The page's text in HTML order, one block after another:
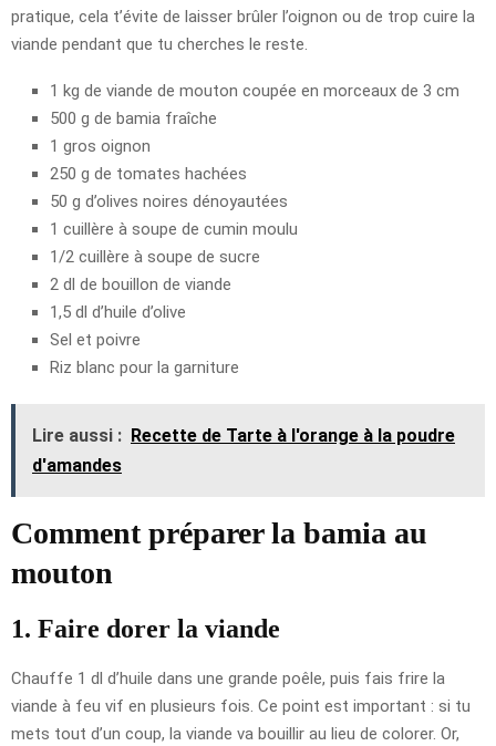
pratique, cela t’évite de laisser brûler l’oignon ou de trop cuire la
viande pendant que tu cherches le reste.
1 kg de viande de mouton coupée en morceaux de 3 cm
500 g de bamia fraîche
1 gros oignon
250 g de tomates hachées
50 g d’olives noires dénoyautées
1 cuillère à soupe de cumin moulu
1/2 cuillère à soupe de sucre
2 dl de bouillon de viande
1,5 dl d’huile d’olive
Sel et poivre
Riz blanc pour la garniture
Lire aussi : Recette de Tarte à l'orange à la poudre
d'amandes
Comment préparer la bamia au
mouton
1. Faire dorer la viande
Chauffe 1 dl d’huile dans une grande poêle, puis fais frire la
viande à feu vif en plusieurs fois. Ce point est important : si tu
mets tout d’un coup, la viande va bouillir au lieu de colorer. Or,